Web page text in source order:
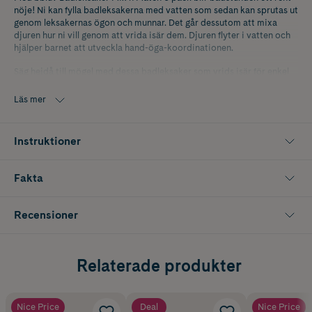
nöje! Ni kan fylla badleksakerna med vatten som sedan kan sprutas ut
genom leksakernas ögon och munnar. Det går dessutom att mixa
djuren hur ni vill genom att vrida isär dem. Djuren flyter i vatten och
hjälper barnet att utveckla hand-öga-koordinationen.
Från 6 månader.
Läs mer
Instruktioner
Fakta
Recensioner
Relaterade produkter
Nice Price Deal Nice Price